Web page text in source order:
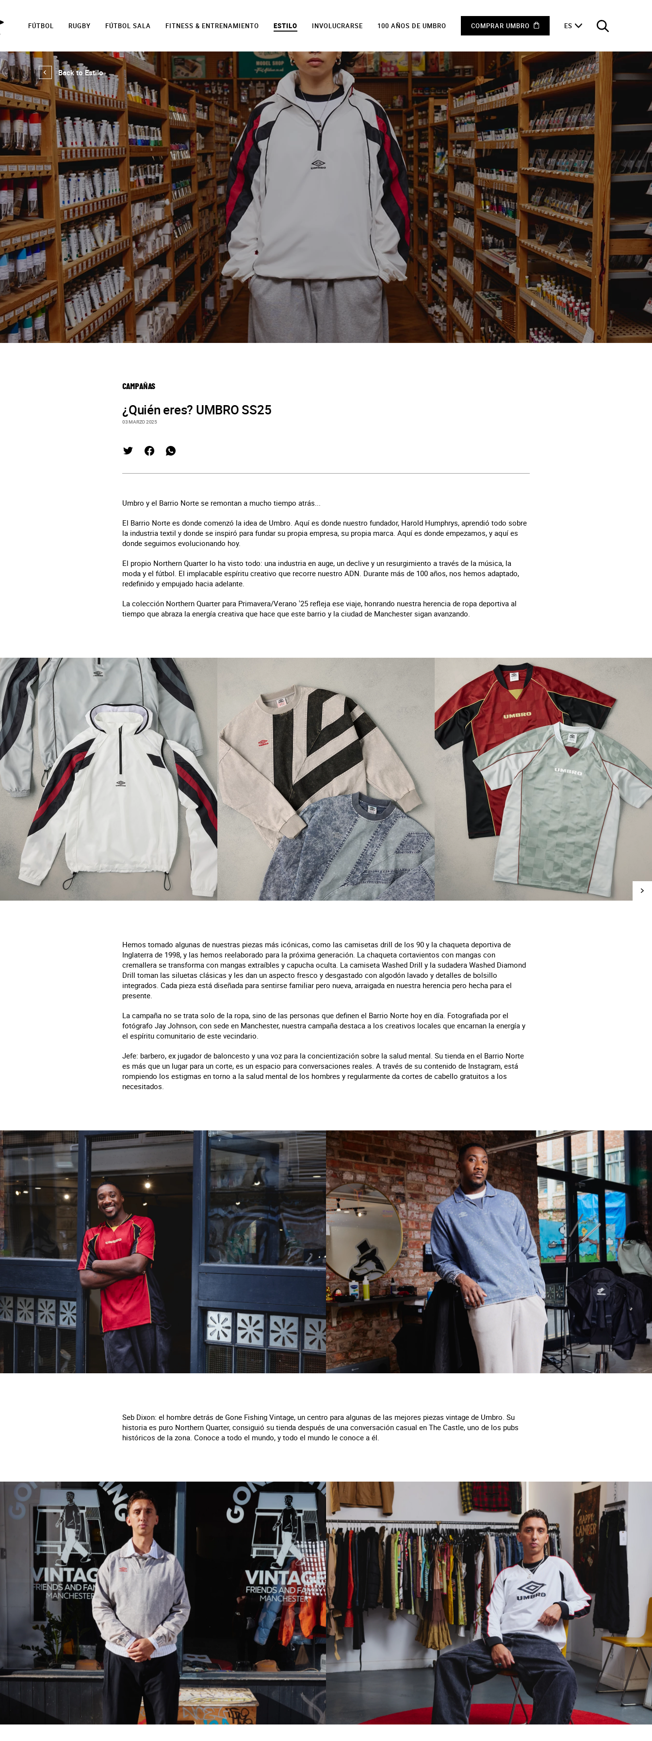
FÚTBOL RUGBY FÚTBOL SALA FITNESS & ENTRENAMIENTO ESTILO INVOLUCRARSE 100 AÑOS DE UMBRO COMPRAR UMBRO ES
Back to Estilo
CAMPAÑAS
¿Quién eres? UMBRO SS25
03 MARZO 2025
Umbro y el Barrio Norte se remontan a mucho tiempo atrás...
El Barrio Norte es donde comenzó la idea de Umbro. Aquí es donde nuestro fundador, Harold Humphrys, aprendió todo sobre
la industria textil y donde se inspiró para fundar su propia empresa, su propia marca. Aquí es donde empezamos, y aquí es
donde seguimos evolucionando hoy.
El propio Northern Quarter lo ha visto todo: una industria en auge, un declive y un resurgimiento a través de la música, la
moda y el fútbol. El implacable espíritu creativo que recorre nuestro ADN. Durante más de 100 años, nos hemos adaptado,
redefinido y empujado hacia adelante.
La colección Northern Quarter para Primavera/Verano '25 refleja ese viaje, honrando nuestra herencia de ropa deportiva al
tiempo que abraza la energía creativa que hace que este barrio y la ciudad de Manchester sigan avanzando.
Hemos tomado algunas de nuestras piezas más icónicas, como las camisetas drill de los 90 y la chaqueta deportiva de
Inglaterra de 1998, y las hemos reelaborado para la próxima generación. La chaqueta cortavientos con mangas con
cremallera se transforma con mangas extraíbles y capucha oculta. La camiseta Washed Drill y la sudadera Washed Diamond
Drill toman las siluetas clásicas y les dan un aspecto fresco y desgastado con algodón lavado y detalles de bolsillo
integrados. Cada pieza está diseñada para sentirse familiar pero nueva, arraigada en nuestra herencia pero hecha para el
presente.
La campaña no se trata solo de la ropa, sino de las personas que definen el Barrio Norte hoy en día. Fotografiada por el
fotógrafo Jay Johnson, con sede en Manchester, nuestra campaña destaca a los creativos locales que encarnan la energía y
el espíritu comunitario de este vecindario.
Jefe: barbero, ex jugador de baloncesto y una voz para la concientización sobre la salud mental. Su tienda en el Barrio Norte
es más que un lugar para un corte, es un espacio para conversaciones reales. A través de su contenido de Instagram, está
rompiendo los estigmas en torno a la salud mental de los hombres y regularmente da cortes de cabello gratuitos a los
necesitados.
Seb Dixon: el hombre detrás de Gone Fishing Vintage, un centro para algunas de las mejores piezas vintage de Umbro. Su
historia es puro Northern Quarter, consiguió su tienda después de una conversación casual en The Castle, uno de los pubs
históricos de la zona. Conoce a todo el mundo, y todo el mundo le conoce a él.